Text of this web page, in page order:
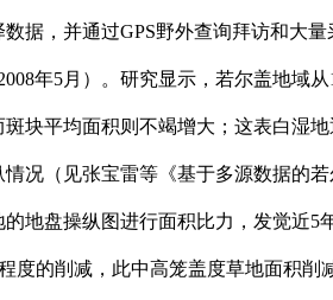
据，并通过GPS野外查询拜访和大
年5月）。研究显示，若尔盖地域
块平均面积则不竭增大；这表白
况（见张宝雷等《基于多源数据的
地盘操纵图进行面积比力，发觉近
度的削减，此中高笼盖度草地面积